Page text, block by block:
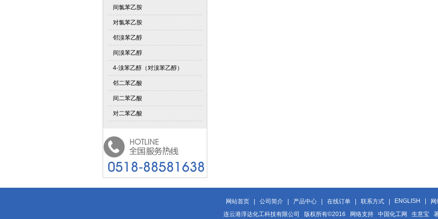
间氯苯乙胺
对氯苯乙胺
邻溴苯乙醇
间溴苯乙醇
4-溴苯乙醇（对溴苯乙醇）
邻二苯乙酸
间二苯乙酸
对二苯乙酸
网站首页| 公司简介| 产品中心| 在线订单| 联系方式| ENGLISH
连云港淳达化工科技有限公司
版权所有©2016 网络支持 中国化工网 生意宝